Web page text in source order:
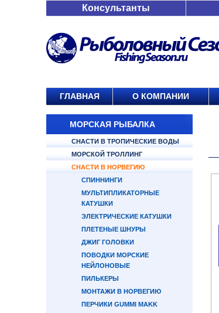
Консультанты
ГЛАВНАЯ О КОМПАНИИ
МОРСКАЯ РЫБАЛКА
СНАСТИ В ТРОПИЧЕСКИЕ ВОДЫ
МОРСКОЙ ТРОЛЛИНГ
СНАСТИ В НОРВЕГИЮ
СПИННИНГИ
МУЛЬТИПЛИКАТОРНЫЕ
КАТУШКИ
ЭЛЕКТРИЧЕСКИЕ КАТУШКИ
ПЛЕТЕНЫЕ ШНУРЫ
ДЖИГ ГОЛОВКИ
ПОВОДКИ МОРСКИЕ
НЕЙЛОНОВЫЕ
ПИЛЬКЕРЫ
МОНТАЖИ В НОРВЕГИЮ
ПЕРЧИКИ GUMMI MAKK